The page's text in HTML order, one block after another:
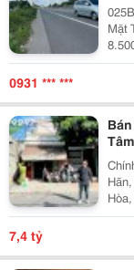
Mặt
8.500M&Sup2;
0931 *** ***
Tỷ
Cửa
7,4 tỷ